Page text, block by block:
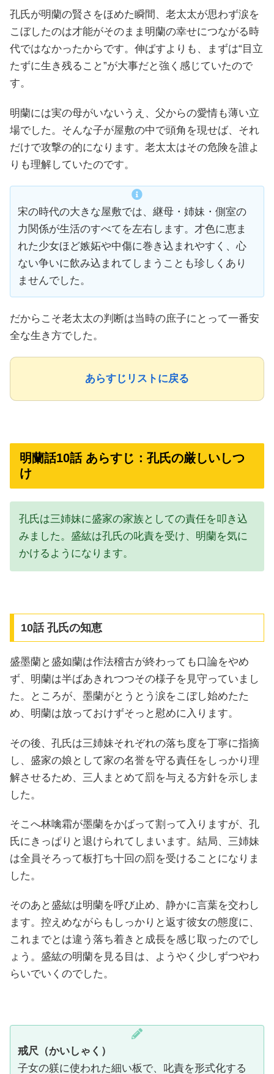
孔氏が明蘭の賢さをほめた瞬間、老太太が思わず涙を
こぼしたのは才能がそのまま明蘭の幸せにつながる時
代ではなかったからです。伸ばすよりも、まずは“目立
たずに生き残ること”が大事だと強く感じていたので
す。
明蘭には実の母がいないうえ、父からの愛情も薄い立
場でした。そんな子が屋敷の中で頭角を現せば、それ
だけで攻撃の的になります。老太太はその危険を誰よ
りも理解していたのです。
宋の時代の大きな屋敷では、継母・姉妹・側室の
力関係が生活のすべてを左右します。才色に恵ま
れた少女ほど嫉妬や中傷に巻き込まれやすく、心
ない争いに飲み込まれてしまうことも珍しくあり
ませんでした。
だからこそ老太太の判断は当時の庶子にとって一番安
全な生き方でした。
あらすじリストに戻る
明蘭話10話 あらすじ：孔氏の厳しいしつ
け
孔氏は三姉妹に盛家の家族としての責任を叩き込
みました。盛紘は孔氏の叱責を受け、明蘭を気に
かけるようになります。
10話 孔氏の知恵
盛墨蘭と盛如蘭は作法稽古が終わっても口論をやめ
ず、明蘭は半ばあきれつつその様子を見守っていまし
た。ところが、墨蘭がとうとう涙をこぼし始めたた
め、明蘭は放っておけずそっと慰めに入ります。
その後、孔氏は三姉妹それぞれの落ち度を丁寧に指摘
し、盛家の娘として家の名誉を守る責任をしっかり理
解させるため、三人まとめて罰を与える方針を示しま
した。
そこへ林噙霜が墨蘭をかばって割って入りますが、孔
氏にきっぱりと退けられてしまいます。結局、三姉妹
は全員そろって板打ち十回の罰を受けることになりま
した。
そのあと盛紘は明蘭を呼び止め、静かに言葉を交わし
ます。控えめながらもしっかりと返す彼女の態度に、
これまでとは違う落ち着きと成長を感じ取ったのでし
ょう。盛紘の明蘭を見る目は、ようやく少しずつやわ
らいでいくのでした。
戒尺（かいしゃく）
子女の躾に使われた細い板で、叱責を形式化する